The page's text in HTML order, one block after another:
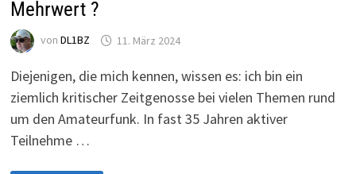
Mehrwert ?
von DL1BZ 11. März 2024
Diejenigen, die mich kennen, wissen es: ich bin ein
ziemlich kritischer Zeitgenosse bei vielen Themen rund
um den Amateurfunk. In fast 35 Jahren aktiver
Teilnehme …